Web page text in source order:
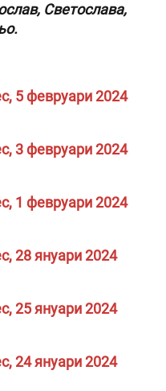
Светослава,
5 февруари 2024
3 февруари 2024
1 февруари 2024
28 януари 2024
25 януари 2024
24 януари 2024